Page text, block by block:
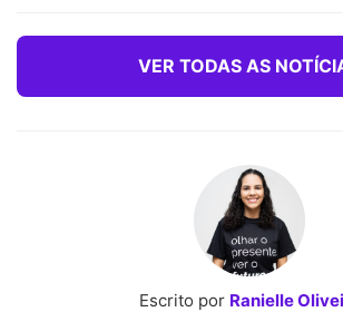
VER TODAS AS
Escrito por Ranielle